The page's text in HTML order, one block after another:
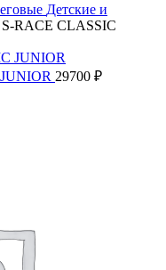
Детские и
RACE CLASSIC
29700 ₽